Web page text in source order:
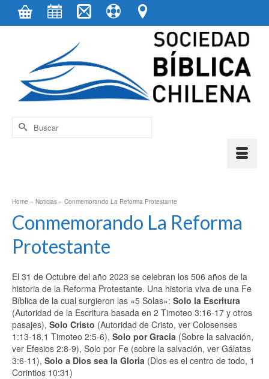
contenido
Buscar
por:
Home » Noticias » Conmemorando La Reforma Protestante
Conmemorando La Reforma
Protestante
El 31 de Octubre del año 2023 se celebran los 506 años de la
historia de la Reforma Protestante. Una historia viva de una Fe
Bíblica de la cual surgieron las «5 Solas»: Solo la Escritura
(Autoridad de la Escritura basada en 2 Timoteo 3:16-17 y otros
pasajes), Solo Cristo (Autoridad de Cristo, ver Colosenses
1:13-18,1 Timoteo 2:5-6), Solo por Gracia (Sobre la salvación,
ver Efesios 2:8-9), Solo por Fe (sobre la salvación, ver Gálatas
3:6-11), Solo a Dios sea la Gloria (Dios es el centro de todo, 1
Corintios 10:31)